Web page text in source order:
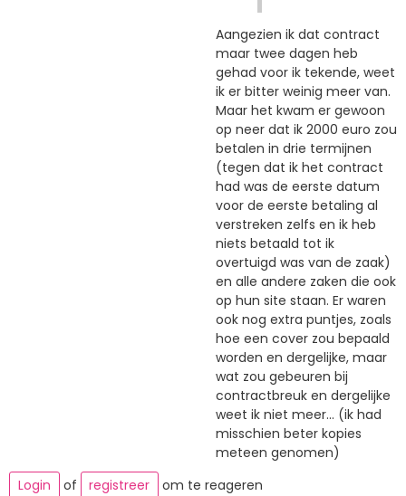
Aangezien ik dat contract
maar twee dagen heb
gehad voor ik tekende, weet
ik er bitter weinig meer van.
Maar het kwam er gewoon
op neer dat ik 2000 euro zou
betalen in drie termijnen
(tegen dat ik het contract
had was de eerste datum
voor de eerste betaling al
verstreken zelfs en ik heb
niets betaald tot ik
overtuigd was van de zaak)
en alle andere zaken die ook
op hun site staan. Er waren
ook nog extra puntjes, zoals
hoe een cover zou bepaald
worden en dergelijke, maar
wat zou gebeuren bij
contractbreuk en dergelijke
weet ik niet meer... (ik had
misschien beter kopies
meteen genomen)
Login
of registreer om te reageren